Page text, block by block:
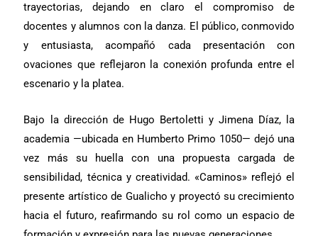
trayectorias, dejando en claro el compromiso de
docentes y alumnos con la danza. El público, conmovido
y entusiasta, acompañó cada presentación con
ovaciones que reflejaron la conexión profunda entre el
escenario y la platea.
Bajo la dirección de Hugo Bertoletti y Jimena Díaz, la
academia —ubicada en Humberto Primo 1050— dejó una
vez más su huella con una propuesta cargada de
sensibilidad, técnica y creatividad. «Caminos» reflejó el
presente artístico de Gualicho y proyectó su crecimiento
hacia el futuro, reafirmando su rol como un espacio de